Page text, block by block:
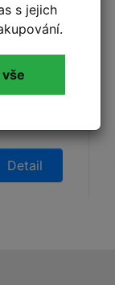
Detail
s jejich